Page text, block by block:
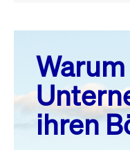
August 26
MO. DI. MI.
3
4 5
ihren